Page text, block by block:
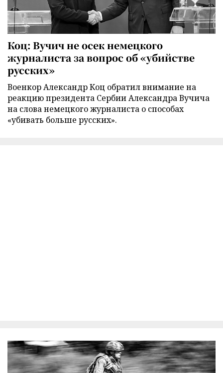
Коц: Вучич не осек немецкого
журналиста за вопрос об «убийстве
русских»
Военкор Александр Коц обратил внимание на
реакцию президента Сербии Александра Вучича
на слова немецкого журналиста о способах
«убивать больше русских».